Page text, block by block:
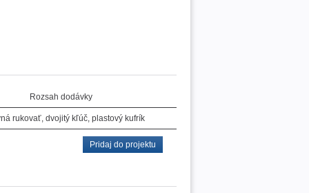
Rozsah dodávky
rukovať, dvojitý kľúč, plastový kufrík
Pridaj do projektu